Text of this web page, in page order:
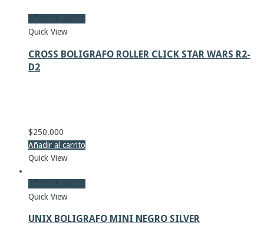
Quick View
CROSS BOLIGRAFO ROLLER CLICK STAR WARS R2-
D2
$250.000
Añadir al carrito
Quick View
Quick View
UNIX BOLIGRAFO MINI NEGRO SILVER